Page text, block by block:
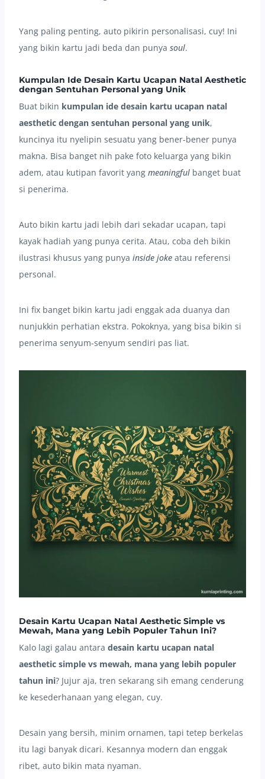
Yang paling penting, auto pikirin personalisasi, cuy! Ini
yang bikin kartu jadi beda dan punya soul.
Kumpulan Ide Desain Kartu Ucapan Natal Aesthetic
dengan Sentuhan Personal yang Unik
Buat bikin kumpulan ide desain kartu ucapan natal
aesthetic dengan sentuhan personal yang unik,
kuncinya itu nyelipin sesuatu yang bener-bener punya
makna. Bisa banget nih pake foto keluarga yang bikin
adem, atau kutipan favorit yang meaningful banget buat
si penerima.
Auto bikin kartu jadi lebih dari sekadar ucapan, tapi
kayak hadiah yang punya cerita. Atau, coba deh bikin
ilustrasi khusus yang punya inside joke atau referensi
personal.
Ini fix banget bikin kartu jadi enggak ada duanya dan
nunjukkin perhatian ekstra. Pokoknya, yang bisa bikin si
penerima senyum-senyum sendiri pas liat.
Desain Kartu Ucapan Natal Aesthetic Simple vs
Mewah, Mana yang Lebih Populer Tahun Ini?
Kalo lagi galau antara desain kartu ucapan natal
aesthetic simple vs mewah, mana yang lebih populer
tahun ini? Jujur aja, tren sekarang sih emang cenderung
ke kesederhanaan yang elegan, cuy.
Desain yang bersih, minim ornamen, tapi tetep berkelas
itu lagi banyak dicari. Kesannya modern dan enggak
ribet, auto bikin mata nyaman.